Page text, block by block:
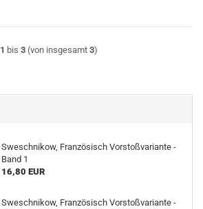
1 bis 3 (von insgesamt 3)
Sweschnikow, Französisch Vorstoßvariante -
Band 1
16,80 EUR
Sweschnikow, Französisch Vorstoßvariante -